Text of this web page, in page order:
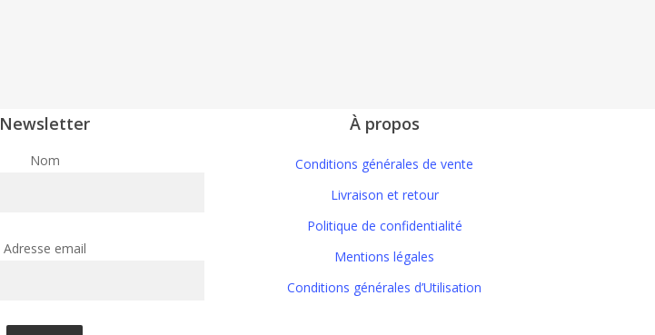
Newsletter
Nom
Adresse email
À propos
Conditions générales de vente
Livraison et retour
Politique de confidentialité
Mentions légales
Conditions générales d’Utilisation